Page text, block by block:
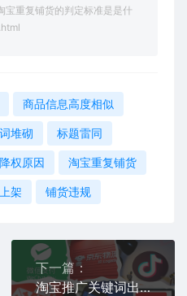
宝重复铺货的判定标准是是什
商品信息高度相似
堆砌 标题雷同
权原因 淘宝重复铺货
架 铺货违规
下一篇：
淘宝推广关键词出价技巧是什么